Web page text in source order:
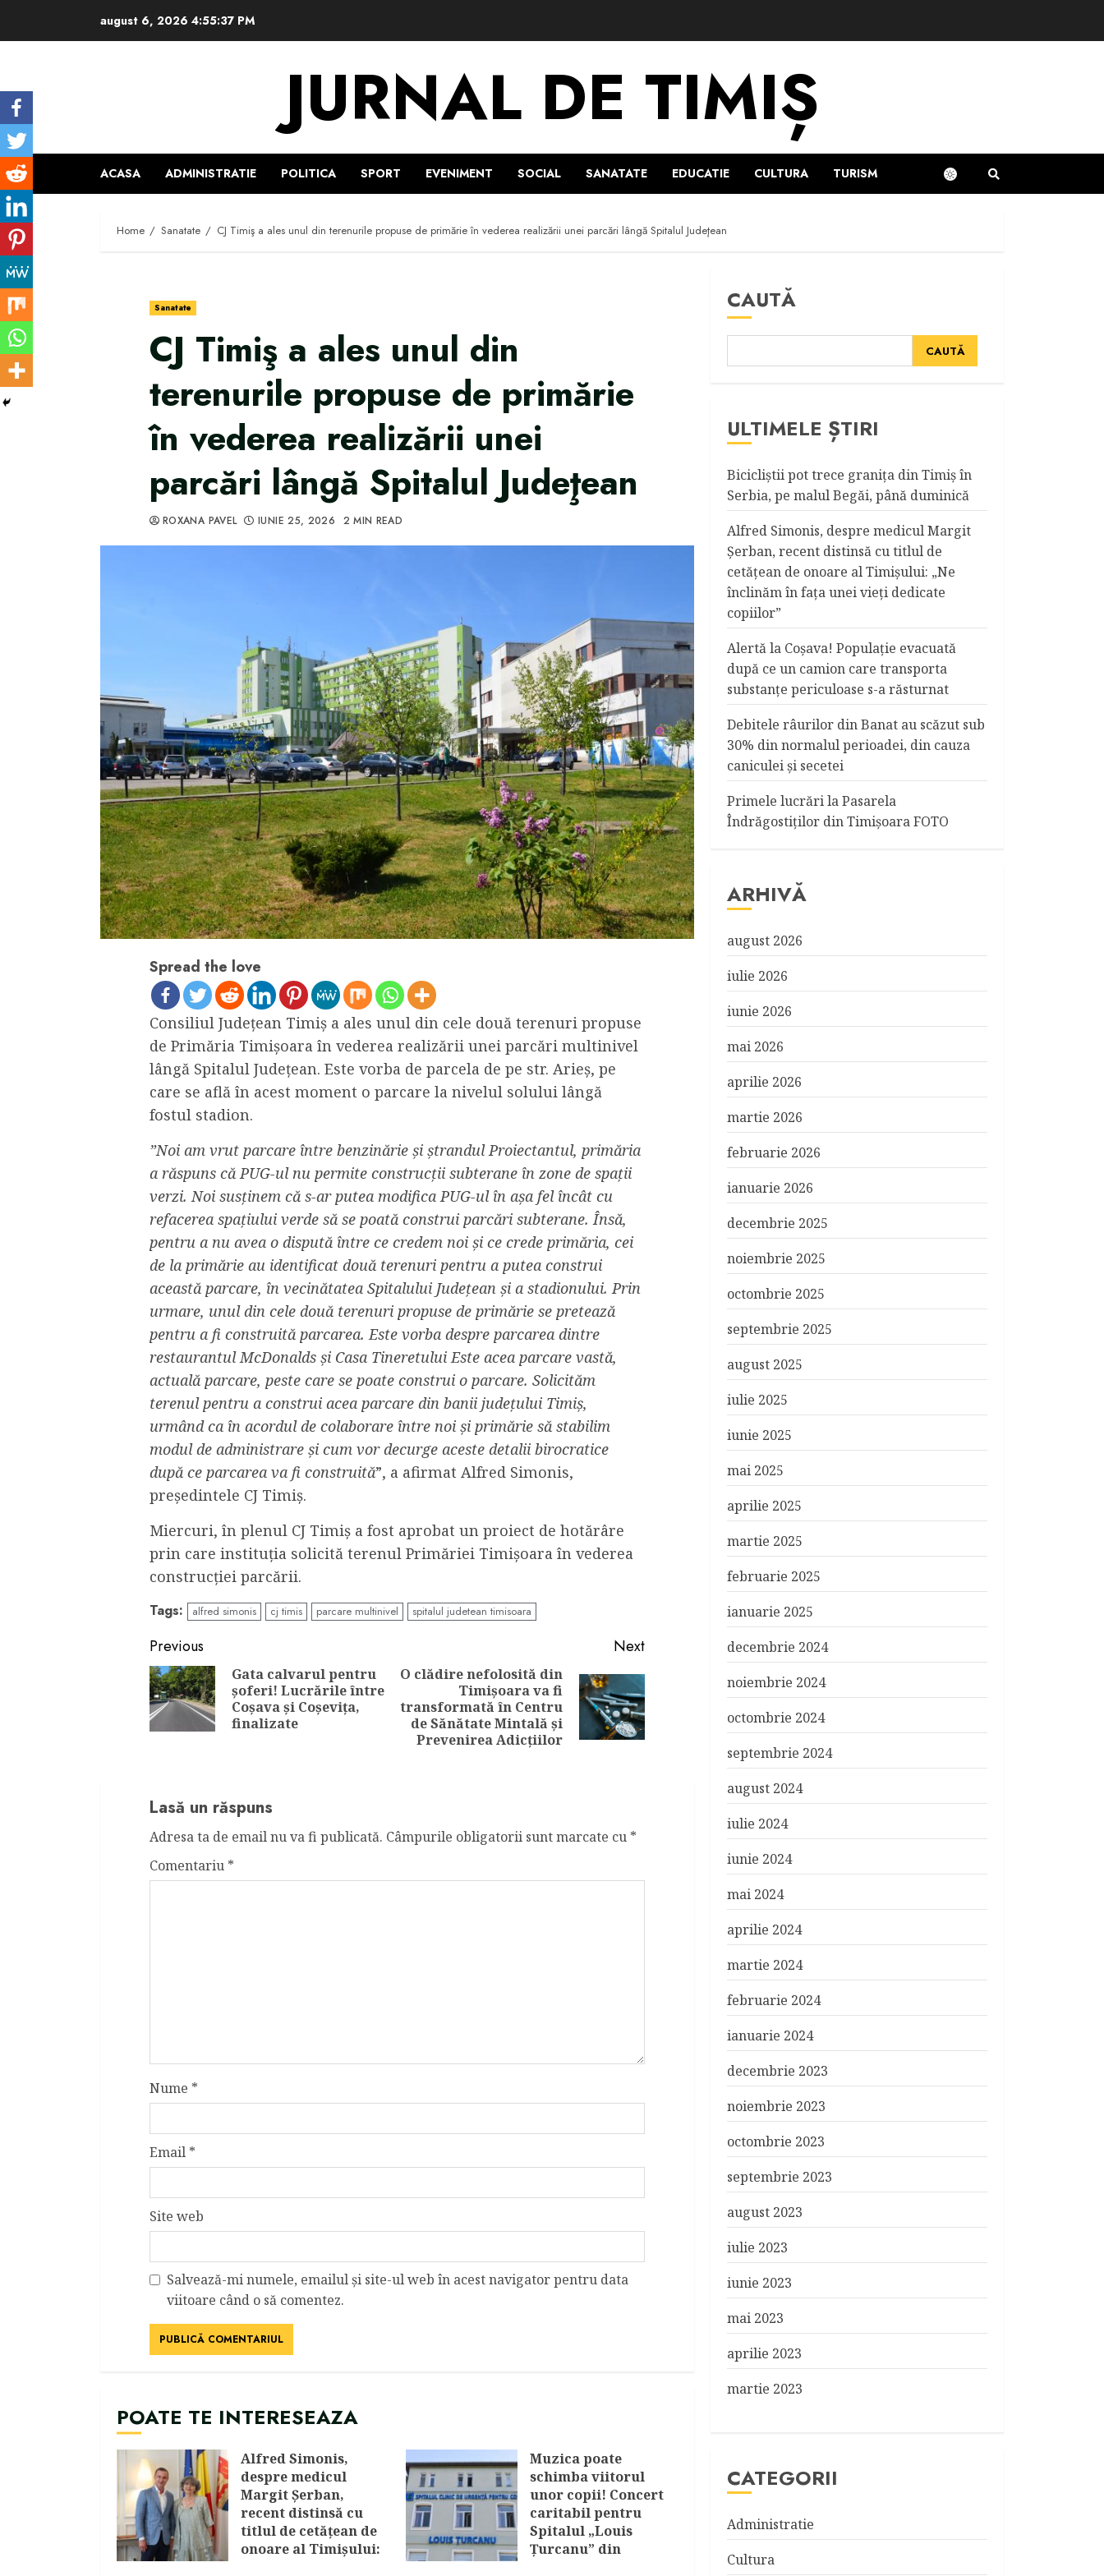
august 6, 2026 4:55:37 PM
JURNAL DE TIMIȘ
ACASA ADMINISTRATIE POLITICA SPORT EVENIMENT SOCIAL SANATATE EDUCATIE CULTURA TURISM
Home Sanatate CJ Timiş a ales unul din terenurile propuse de primărie în vederea realizării unei parcări lângă Spitalul Judeţean
Sanatate
CJ Timiş a ales unul din
terenurile propuse de primărie
în vederea realizării unei
parcări lângă Spitalul Judeţean
ROXANA PAVEL IUNIE 25, 2026 2 MIN READ
Spread the love
Consiliul Judeţean Timiş a ales unul din cele două terenuri propuse
de Primăria Timişoara în vederea realizării unei parcări multinivel
lângă Spitalul Judeţean. Este vorba de parcela de pe str. Arieș, pe
care se află în acest moment o parcare la nivelul solului lângă
fostul stadion.
”Noi am vrut parcare între benzinărie și ștrandul Proiectantul, primăria
a răspuns că PUG-ul nu permite construcții subterane în zone de spații
verzi. Noi susținem că s-ar putea modifica PUG-ul în așa fel încât cu
refacerea spațiului verde să se poată construi parcări subterane. Însă,
pentru a nu avea o dispută între ce credem noi și ce crede primăria, cei
de la primărie au identificat două terenuri pentru a putea construi
această parcare, în vecinătatea Spitalului Județean și a stadionului. Prin
urmare, unul din cele două terenuri propuse de primărie se pretează
pentru a fi construită parcarea. Este vorba despre parcarea dintre
restaurantul McDonalds și Casa Tineretului Este acea parcare vastă,
actuală parcare, peste care se poate construi o parcare. Solicităm
terenul pentru a construi acea parcare din banii județului Timiș,
urmând ca în acordul de colaborare între noi și primărie să stabilim
modul de administrare și cum vor decurge aceste detalii birocratice
după ce parcarea va fi construită”, a afirmat Alfred Simonis,
preşedintele CJ Timiş.
Miercuri, în plenul CJ Timiş a fost aprobat un proiect de hotărâre
prin care instituţia solicită terenul Primăriei Timişoara în vederea
construcţiei parcării.
Tags: alfred simonis cj timis parcare multinivel spitalul judetean timisoara
Continue
Reading
Previous
post:
Gata calvarul pentru
şoferi! Lucrările între
Coşava şi Coşeviţa,
finalizate
Next
Next
post:
O clădire nefolosită din
Timişoara va fi
transformată în Centru
de Sănătate Mintală şi
Prevenirea Adicţiilor
Lasă un răspuns
Adresa ta de email nu va fi publicată. Câmpurile obligatorii sunt marcate cu *
Comentariu *
Nume *
Email *
Site web
Salvează-mi numele, emailul și site-ul web în acest navigator pentru data
viitoare când o să comentez.
POATE TE INTERESEAZA
Alfred Simonis,
despre medicul
Margit Şerban,
recent distinsă cu
titlul de cetățean de
onoare al Timişului:
Muzica poate
schimba viitorul
unor copii! Concert
caritabil pentru
Spitalul „Louis
Ţurcanu” din
CAUTĂ
CAUTĂ
ULTIMELE ȘTIRI
Bicicliştii pot trece graniţa din Timiş în
Serbia, pe malul Begăi, până duminică
Alfred Simonis, despre medicul Margit
Şerban, recent distinsă cu titlul de
cetățean de onoare al Timişului: „Ne
înclinăm în fața unei vieți dedicate
copiilor”
Alertă la Coşava! Populaţie evacuată
după ce un camion care transporta
substanţe periculoase s-a răsturnat
Debitele râurilor din Banat au scăzut sub
30% din normalul perioadei, din cauza
caniculei şi secetei
Primele lucrări la Pasarela
Îndrăgostiţilor din Timişoara FOTO
ARHIVĂ
august 2026
iulie 2026
iunie 2026
mai 2026
aprilie 2026
martie 2026
februarie 2026
ianuarie 2026
decembrie 2025
noiembrie 2025
octombrie 2025
septembrie 2025
august 2025
iulie 2025
iunie 2025
mai 2025
aprilie 2025
martie 2025
februarie 2025
ianuarie 2025
decembrie 2024
noiembrie 2024
octombrie 2024
septembrie 2024
august 2024
iulie 2024
iunie 2024
mai 2024
aprilie 2024
martie 2024
februarie 2024
ianuarie 2024
decembrie 2023
noiembrie 2023
octombrie 2023
septembrie 2023
august 2023
iulie 2023
iunie 2023
mai 2023
aprilie 2023
martie 2023
CATEGORII
Administratie
Cultura